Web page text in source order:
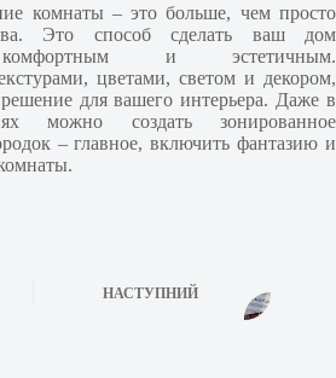
комнаты – это больше, чем просто
Это способ сделать ваш дом
комфортным и эстетичным.
цветами, светом и декором,
для вашего интерьера. Даже в
можно создать зонированное
– главное, включить фантазию и
НАСТУПНИЙ